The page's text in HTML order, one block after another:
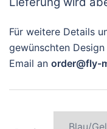
Für weitere Details
gewünschten
Email an order@fly-